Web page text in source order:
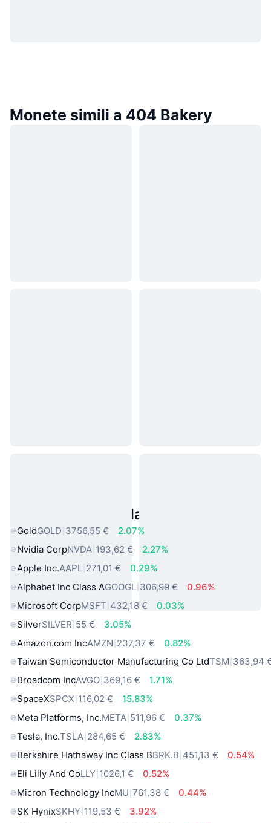
Monete simili a 404 Bakery
Asset reali popolari
GoldGOLD 3756,55 €
2.07%
Nvidia CorpNVDA 193,62 €
2.27%
Apple Inc.AAPL 271,01 €
0.29%
Alphabet Inc Class AGOOGL 306,99 €
0.96%
Microsoft CorpMSFT 432,18 €
0.03%
SilverSILVER 55 €
3.05%
Amazon.com IncAMZN 237,37 €
0.82%
Taiwan Semiconductor Manufacturing Co LtdTSM 363,94
Broadcom IncAVGO 369,16 €
1.71%
SpaceXSPCX 116,02 €
15.83%
Meta Platforms, Inc.META 511,96 €
0.37%
Tesla, Inc.TSLA 284,65 €
2.83%
Berkshire Hathaway Inc Class BBRK.B 451,13 €
0.54%
Eli Lilly And CoLLY 1026,1 €
0.52%
Micron Technology IncMU 761,38 €
0.44%
SK HynixSKHY 119,53 €
3.92%